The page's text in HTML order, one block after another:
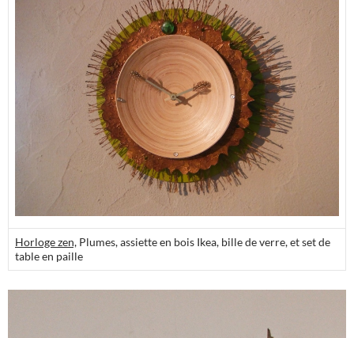
Horloge zen, Plumes, assiette en bois Ikea, bille de verre, et set de
table en paille